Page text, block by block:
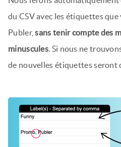
du CSV avec les étiquettes que
Publer,sans tenir compte des
minuscules . Si nous ne
de nouvelles étiquettes seront